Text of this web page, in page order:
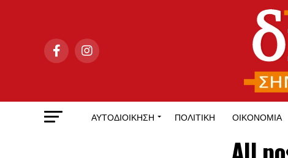
ΑΥΤΟΔΙΟΊΚΗΣΗ ΠΟΛΙΤΙΚΉ ΟΙΚΟΝΟΜΊΑ